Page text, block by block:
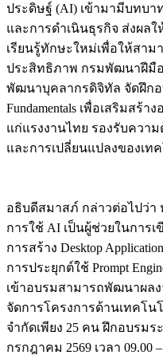
ประดิษฐ์ (AI) เข้ามามีบทบ
และการดำเนินธุรกิจ ส่งผล
เรียนรู้ทักษะใหม่เพื่อให้สาม
ประสิทธิภาพ กรมพัฒนาฝีมื
พัฒนาบุคลากรดิจิทัล จัดฝึกอ
Fundamentals เพื่อเสริมสร้
แก่แรงงานไทย รองรับควา
และการเปลี่ยนแปลงของเท
อธิบดีสมาสภ์ กล่าวต่อไปว่า
การใช้ AI เป็นผู้ช่วยในการ
การสร้าง Desktop
การประยุกต์ใช้ Prompt
เข้าอบรมสามารถพัฒนาผล
จัดการโครงการด้านเทคโน
จำกัดเพียง 25 คน ฝึกอบรมร
กรกฎาคม 2569 เวลา